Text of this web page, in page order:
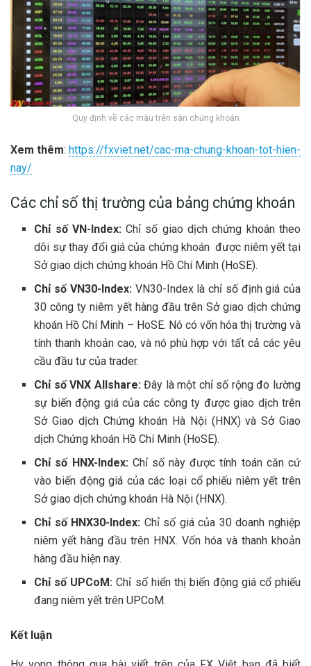
Quy định về các màu trên sàn chứng khoán
Xem thêm: https://fxviet.net/cac-ma-chung-khoan-tot-hien-
nay/
Các chỉ số thị trường của bảng chứng khoán
Chỉ số VN-Index:Chỉ số giao dịch chứng khoán theo
dõi sự thay đổi giá của chứng khoán được niêm yết tại
Sở giao dịch chứng khoán Hồ Chí Minh (HoSE).
Chỉ số VN30-Index:VN30-Index là chỉ số định giá của
30 công ty niêm yết hàng đầu trên Sở giao dịch chứng
khoán Hồ Chí Minh – HoSE. Nó có vốn hóa thị trường và
tính thanh khoản cao, và nó phù hợp với tất cả các yêu
cầu đầu tư của trader.
Chỉ số VNX Allshare:Đây là một chỉ số rộng đo lường
sự biến động giá của các công ty được giao dịch trên
Sở Giao dịch Chứng khoán Hà Nội (HNX) và Sở Giao
dịch Chứng khoán Hồ Chí Minh (HoSE).
Chỉ số HNX-Index:Chỉ số này được tính toán căn cứ
vào biến động giá của các loại cổ phiếu niêm yết trên
Sở giao dịch chứng khoán Hà Nội (HNX).
Chỉ số HNX30-Index: Chỉ số giá của 30 doanh nghiệp
niêm yết hàng đầu trên HNX. Vốn hóa và thanh khoản
hàng đầu hiện nay.
Chỉ số UPCoM: Chỉ số hiển thị biến động giá cổ phiếu
đang niêm yết trên UPCoM.
Kết luận